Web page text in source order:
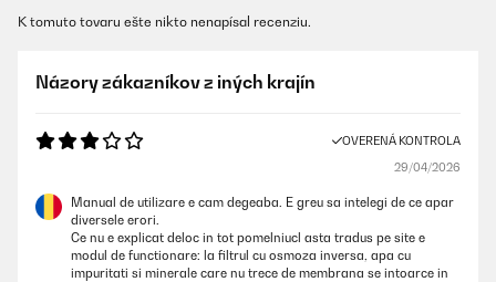
K tomuto tovaru ešte nikto nenapísal recenziu.
Názory zákazníkov z iných krajín
OVERENÁ KONTROLA
29/04/2026
Manual de utilizare e cam degeaba. E greu sa intelegi de ce apar
diversele erori.
Ce nu e explicat deloc in tot pomelniucl asta tradus pe site e
modul de functionare: la filtrul cu osmoza inversa, apa cu
impuritati si minerale care nu trece de membrana se intoarce in